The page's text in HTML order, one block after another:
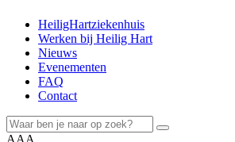
HeiligHartziekenhuis
Werken bij Heilig Hart
Nieuws
Evenementen
FAQ
Contact
AAA